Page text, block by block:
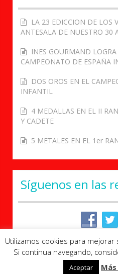
LA 23 EDICCION DE LOS
ANTESALA DE NUESTRO 30
INES GOURMAND
CAMPEONATO DE ESPAÑA
DOS OROS EN EL
INFANTIL
4 MEDALLAS EN EL II
Y CADETE
5 METALES EN EL 1er
Síguenos en las
Theme Designed byInkHive
Club Judo Mieres
Utilizamos cookies para mejorar
Si continua navegando,
Aceptar